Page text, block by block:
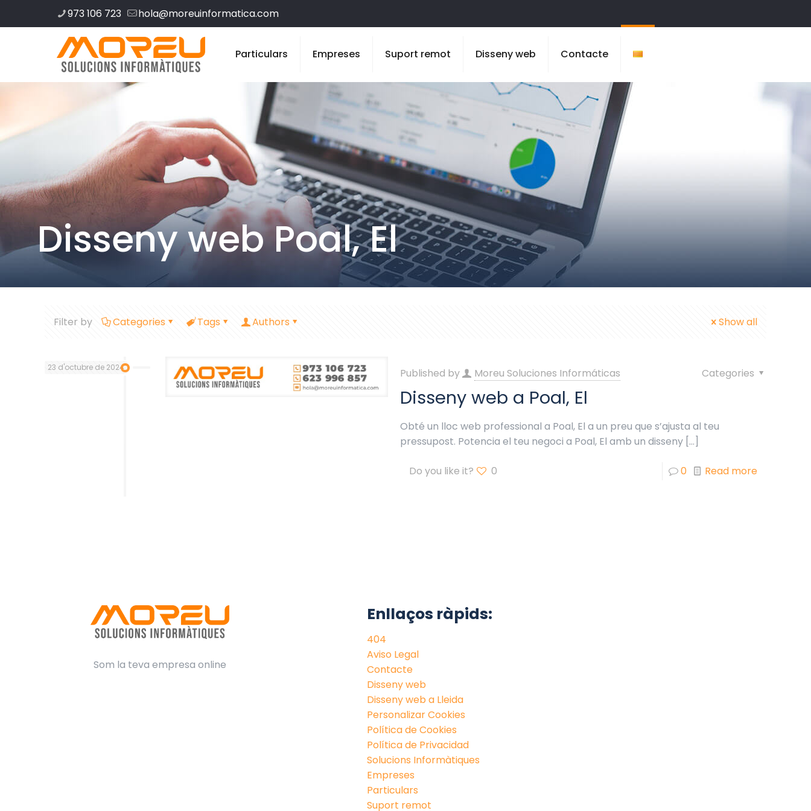
973 106 723 hola@moreuinformatica.com
Particulars Empreses Suport remot Disseny web Contacte
Disseny web Poal, El
Filter by Categories Tags Authors Show all
23 d'octubre de 2024 Published by Moreu Soluciones Informáticas Categories
Disseny web a Poal, El
Obté un lloc web professional a Poal, El a un preu que s’ajusta al teu
pressupost. Potencia el teu negoci a Poal, El amb un disseny[…]
Do you like it? 0 0 Read more
Som la teva empresa online
Enllaços ràpids:
404
Aviso Legal
Contacte
Disseny web
Disseny web a Lleida
Personalizar Cookies
Política de Cookies
Política de Privacidad
Solucions Informàtiques
Empreses
Particulars
Suport remot